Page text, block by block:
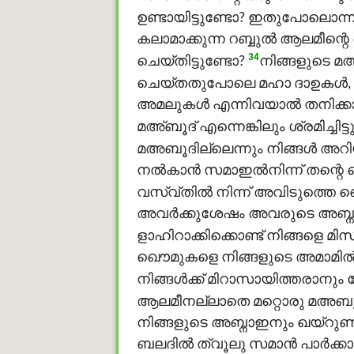
ഉണ്ടായിട്ടുണ്ടോ?
കലാമാക്കുന്ന റബ്ബുൽ
ചെയ്തിട്ടുണ്ടോ? 34നിങ്ങളുടെ
ചെയ്തതുപോലെ മഹാ
അമലുകൾ എന്നിവയാല്‍
മഅ്ബൂദ് എന്നെങ്കിലും
മഅബൂദില്ലെന്നും നിങ്ങള്‍
നൽകാൻ സമാഇൽനിന്ന് തന്റെ
വസ്വ്തില്‍ നിന്ന് അവിടുത്തെ
അവര്‍ക്കുശേഷം അവരുടെ
ളാഹിറാക്കിക്കൊണ്ട്
ഖൌമുകളെ നിങ്ങളുടെ
നിങ്ങള്‍ക്ക്
ആലമീനല്ലാതെ മറ്റൊരു
നിങ്ങളുടെ അബ്നാഇനും
ബലദിൽ ത്വൂലു സമാൻ